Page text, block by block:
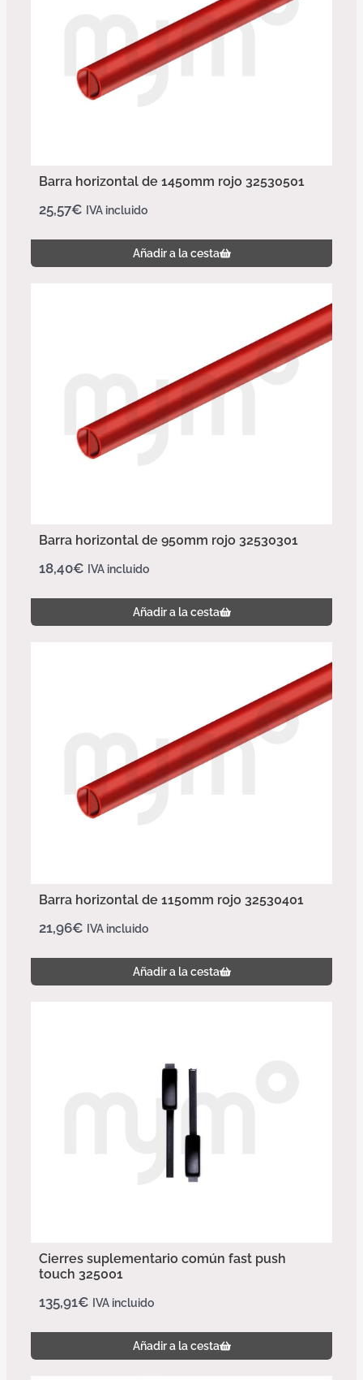
Barra horizontal de 1450mm rojo 32530501
25,57€ IVA incluido
Añadir a la cesta
Barra horizontal de 950mm rojo 32530301
18,40€ IVA incluido
Añadir a la cesta
Barra horizontal de 1150mm rojo 32530401
21,96€ IVA incluido
Añadir a la cesta
Cierres suplementario común fast push
touch 325001
135,91€ IVA incluido
Añadir a la cesta